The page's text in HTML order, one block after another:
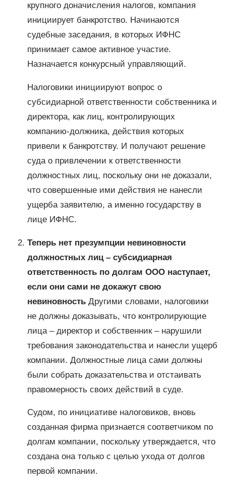
крупного доначисления налогов, компания
инициирует банкротство. Начинаются
судебные заседания, в которых ИФНС
принимает самое активное участие.
Назначается конкурсный управляющий.
Налоговики инициируют вопрос о
субсидиарной ответственности собственника и
директора, как лиц, контролирующих
компанию-должника, действия которых
привели к банкротству. И получают решение
суда о привлечении к ответственности
должностных лиц, поскольку они не доказали,
что совершенные ими действия не нанесли
ущерба заявителю, а именно государству в
лице ИФНС.
Теперь нет презумпции невиновности
должностных лиц – субсидиарная
ответственность по долгам ООО наступает,
если они сами не докажут свою
невиновностьДругими словами, налоговики
не должны доказывать, что контролирующие
лица – директор и собственник – нарушили
требования законодательства и нанесли ущерб
компании. Должностные лица сами должны
были собрать доказательства и отстаивать
правомерность своих действий в суде.
Судом, по инициативе налоговиков, вновь
созданная фирма признается соответчиком по
долгам компании, поскольку утверждается, что
создана она только с целью ухода от долгов
первой компании.